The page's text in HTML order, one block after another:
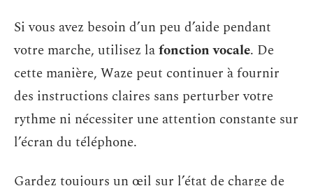
Si vous avez besoin d’un peu d’aide pendant
votre marche, utilisez lafonction vocale. De
cette manière, Waze peut continuer à fournir
des instructions claires sans perturber votre
rythme ni nécessiter une attention constante sur
l’écran du téléphone.
Gardez toujours un œil sur l’état de charge de